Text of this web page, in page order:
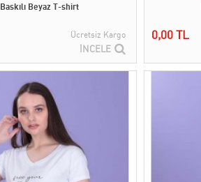
Baskılı Beyaz T-shirt
Ücretsiz Kargo
İNCELE
0,00 TL